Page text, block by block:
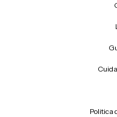
Politica